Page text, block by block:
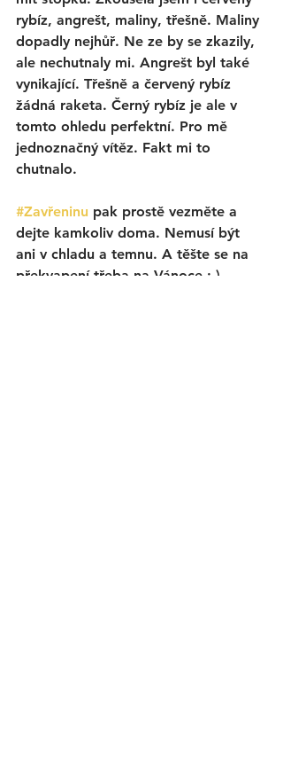
rybíz, angrešt, maliny, třešně. Maliny
dopadly nejhůř. Ne ze by se zkazily,
ale nechutnaly mi. Angrešt byl také
vynikající. Třešně a červený rybíz
žádná raketa. Černý rybíz je ale v
tomto ohledu perfektní. Pro mě
jednoznačný vítěz. Fakt mi to
chutnalo.
#Zavřeninu pak prostě vezměte a
dejte kamkoliv doma. Nemusí být
ani v chladu a temnu. A těšte se na
překvapení třeba na Vánoce ;-)